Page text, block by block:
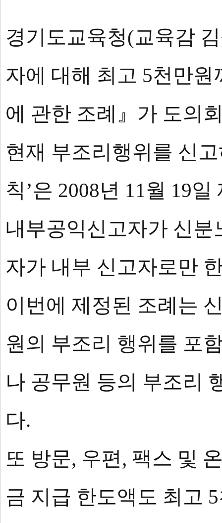
경기도교육청(교육감
자에 대해 최고 5천만
에 관한 조례』가 도의
현재 부조리행위를 신
칙’은 2008년 11월 19
내부공익신고자가 신
자가 내부 신고자로만
이번에 제정된 조례는
원의 부조리 행위를 포
나 공무원 등의 부조리
다.
또 방문, 우편, 팩스 및
금 지급 한도액도 최고